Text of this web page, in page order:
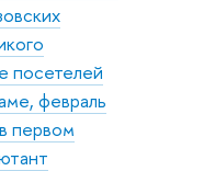
посетелей
февраль
первом